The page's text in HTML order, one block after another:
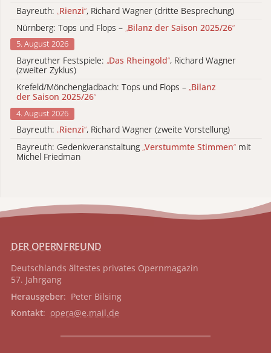
Bayreuth: „Rienzi“, Richard Wagner (dritte Besprechung)
Nürnberg: Tops und Flops – „Bilanz der Saison 2025/26“
5. August 2026
Bayreuther Festspiele: „Das Rheingold“, Richard Wagner
(zweiter Zyklus)
Krefeld/Mönchengladbach: Tops und Flops – „Bilanz
der Saison 2025/26“
4. August 2026
Bayreuth: „Rienzi“, Richard Wagner (zweite Vorstellung)
Bayreuth: Gedenkveranstaltung „Verstummte Stimmen“ mit
Michel Friedman
DER OPERNFREUND
Deutschlands ältestes privates Opernmagazin
57. Jahrgang
Herausgeber: Peter Bilsing
Kontakt: opera@e.mail.de